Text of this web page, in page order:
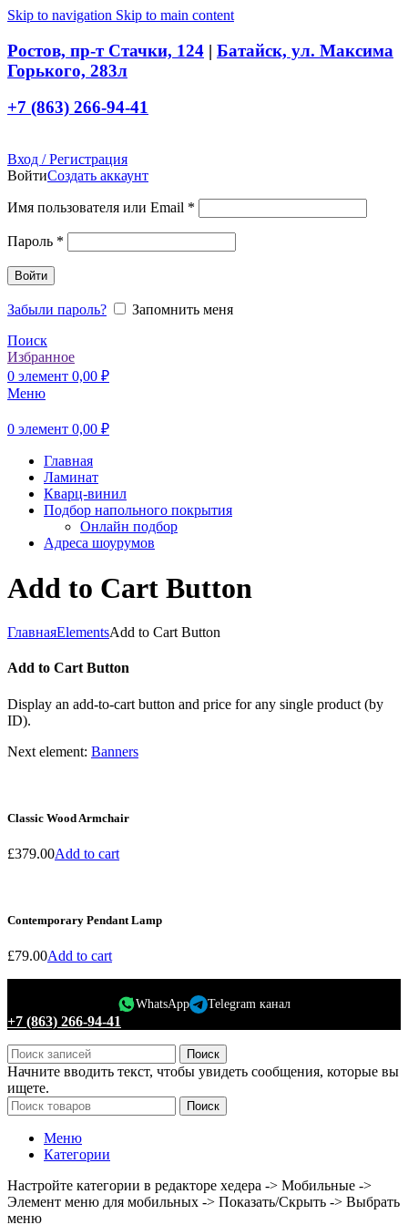
Skip to navigation Skip to main content
Ростов, пр-т Стачки, 124 | Батайск, ул. Максима
Горького, 283л
+7 (863) 266-94-41
Вход / Регистрация
ВойтиСоздать аккаунт
Имя пользователя или Email *
Пароль *
Войти
Забыли пароль?
Запомнить меня
Поиск
Избранное
0 элемент 0,00 ₽
Меню
0 элемент 0,00 ₽
Главная
Ламинат
Кварц-винил
Подбор напольного покрытия
Онлайн подбор
Адреса шоурумов
Add to Cart Button
ГлавнаяElementsAdd to Cart Button
Add to Cart Button
Display an add-to-cart button and price for any single product (by
ID).
Next element: Banners
Classic Wood Armchair
£379.00Add to cart
Contemporary Pendant Lamp
£79.00Add to cart
WhatsApp Telegram канал
+7 (863) 266-94-41
Поиск
Начните вводить текст, чтобы увидеть сообщения, которые вы
ищете.
Поиск
Меню
Категории
Настройте категории в редакторе хедера -> Мобильные ->
Элемент меню для мобильных -> Показать/Скрыть -> Выбрать
меню